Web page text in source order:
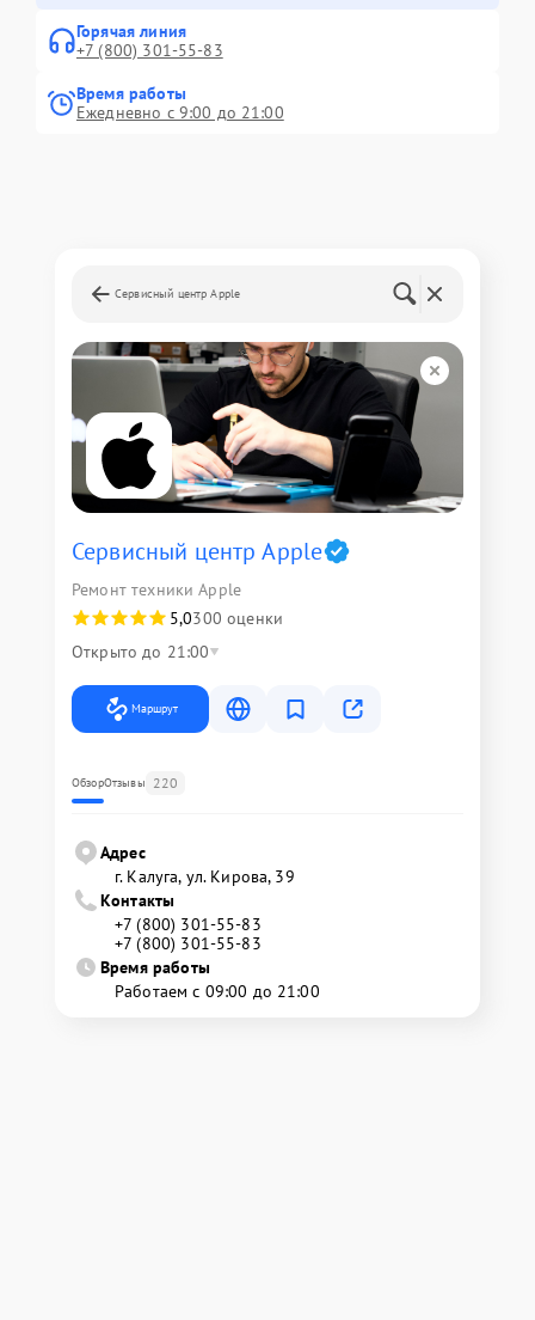
Горячая линия
+7 (800) 301-55-83
Время работы
Ежедневно с 9:00 до 21:00
Сервисный центр Apple
Сервисный центр Apple
Ремонт техники Apple
5,0300 оценки
Открыто до 21:00
Маршрут
ОбзорОтзывы 220
Адрес
г. Калуга, ул. Кирова, 39
Контакты
+7 (800) 301-55-83
+7 (800) 301-55-83
Время работы
Работаем с 09:00 до 21:00